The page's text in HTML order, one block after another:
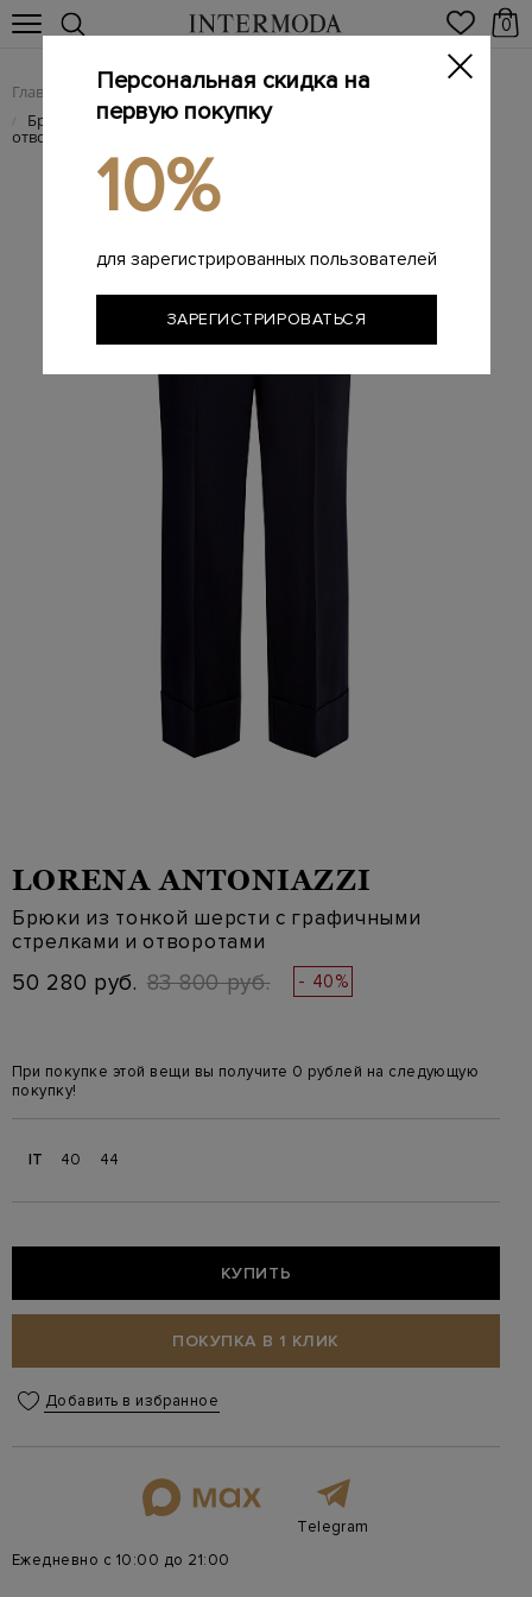
0
Главная Женщинам / Женская одежда / Женские брюки
/ Брюки из тонкой шерсти с графичными стрелками и
отворотами
LORENA ANTONIAZZI
Брюки из тонкой шерсти с графичными
стрелками и отворотами
50 280 руб. 83 800 руб. - 40%
При покупке этой вещи вы получите 0 рублей на следующую
покупку!
IT 40 44
КУПИТЬ
ПОКУПКА В 1 КЛИК
Добавить в избранное
Telegram
Ежедневно с 10:00 до 21:00
Персональная скидка на
первую покупку
10%
для зарегистрированных пользователей
ЗАРЕГИСТРИРОВАТЬСЯ